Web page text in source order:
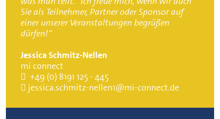
Sie als Teilnehmer, Partner oder Sponsor auf
einer unserer Veranstaltungen begrüßen
dürfen!“
Jessica Schmitz-Nellen
mi connect
+49 (0) 8191 125 - 445
jessica.schmitz-nellen1@mi-connect.de